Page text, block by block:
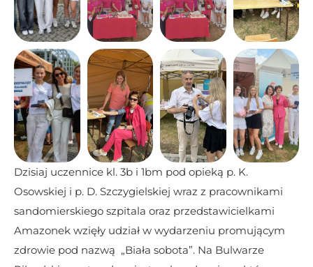
Dzisiaj uczennice kl. 3b i 1bm pod opieką p. K.
Osowskiej i p. D. Szczygielskiej wraz z pracownikami
sandomierskiego szpitala oraz przedstawicielkami
Amazonek wzięły udział w wydarzeniu promującym
zdrowie pod nazwą  „Biała sobota”. Na Bulwarze